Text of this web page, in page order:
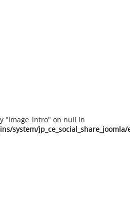
"image_intro" on null in
system/